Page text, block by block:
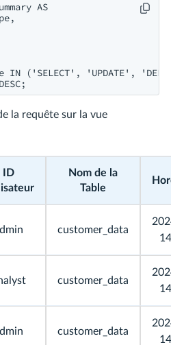
AS
IN ('SELECT', 'UPDATE',
la requête sur la vue
ID
Nom de la
Table
customer_data
customer_data
customer_data